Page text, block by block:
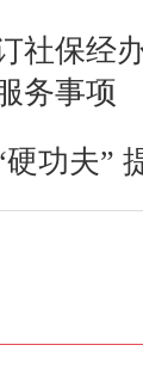
社保经
务事项
功夫”